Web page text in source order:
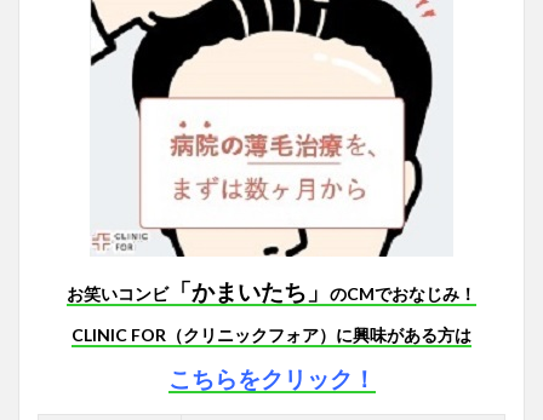
お笑いコンビ「かまいたち」 のCMでおなじみ！
CLINIC FOR（クリニックフォア）に興味がある方は
こちらをクリック！